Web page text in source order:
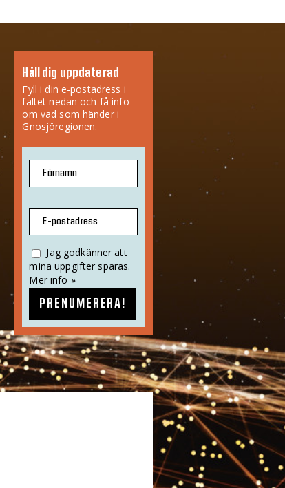
Håll dig uppdaterad
Fyll i din e-postadress i
fältet nedan och få info
om vad som händer i
Gnosjöregionen.
Förnamn
E-postadress
Jag godkänner att
mina uppgifter sparas.
Mer info »
PRENUMERERA!